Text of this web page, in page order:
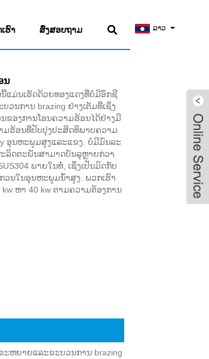
ລາວ
ຮົາ ສົ່ງສອບຖາມ
ນ
ແມ່ນເຮັດດ້ວຍທອງແດງທີ່ບໍ່ມີອົກຊີ
ນການ brazing ຢ່າງເຕັມທີ່ເຊິ່ງ
ອງການໂອນຄວາມຮ້ອນໄດ້ຢ່າງມີ
ມຮ້ອນທີ່ປັບປຸງປະສິດທິພາບຄວາມ
ອຸນຫະພູມສູງແລະແຂງ. ບໍ່ມີມົນລະ
ລິດຕະພັນສາມາດບັນລຸຫຼາຍກ່ວາ
ພາຍໃນທໍ່, ເຊິ່ງເປັນມິດກັບ
ວນໃນອຸນຫະພູມນ້ໍາສູງ. ພວກເຮົາ
ຫາ 40 kw ຕາມຄວາມຕ້ອງການ
ຫຍາຍແລະຂະບວນການ brazing